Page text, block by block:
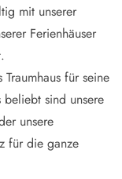
mit unserer
Ferienhäuser
für seine
beliebt sind unsere
unsere
für die ganze